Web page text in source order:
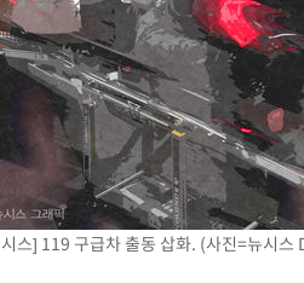
스] 119 구급차 출동 삽화. (사진=뉴시스